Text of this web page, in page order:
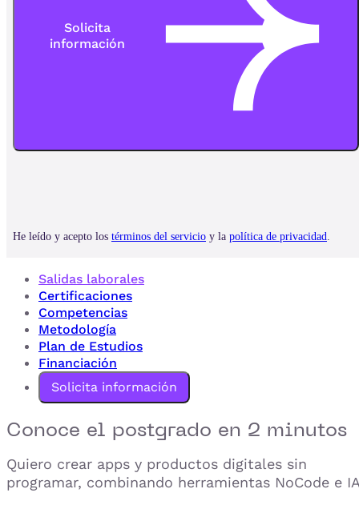
Salidas laborales
Certificaciones
Competencias
Metodología
Plan de Estudios
Financiación
Solicita información
Conoce el postgrado en 2 minutos
Quiero crear apps y productos digitales sin
programar, combinando herramientas NoCode e